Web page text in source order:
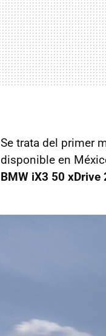
Se trata del primer
disponible en
BMW iX3 50 xDrive